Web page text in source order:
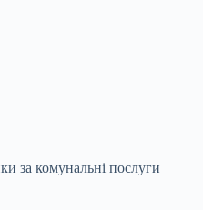
за комунальні послуги